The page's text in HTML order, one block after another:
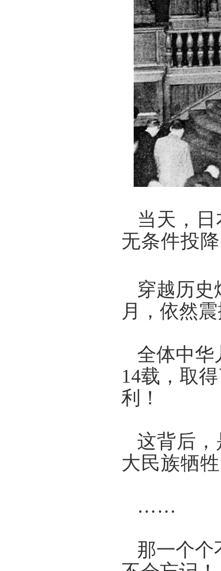
当天，
无条件投
穿越历史
月， 依然
全体中华
14载， 取
利！
这背后，
大民族牺
……
那一个个